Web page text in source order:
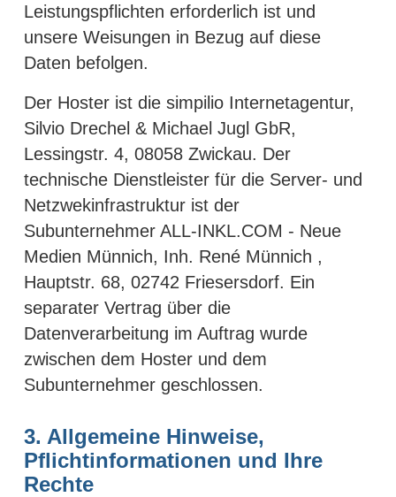
Leistungspflichten erforderlich ist und
unsere Weisungen in Bezug auf diese
Daten befolgen.
Der Hoster ist die simpilio Internetagentur,
Silvio Drechel & Michael Jugl GbR,
Lessingstr. 4, 08058 Zwickau. Der
technische Dienstleister für die Server- und
Netzwekinfrastruktur ist der
Subunternehmer ALL-INKL.COM - Neue
Medien Münnich, Inh. René Münnich ,
Hauptstr. 68, 02742 Friesersdorf. Ein
separater Vertrag über die
Datenverarbeitung im Auftrag wurde
zwischen dem Hoster und dem
Subunternehmer geschlossen.
3. Allgemeine Hinweise,
Pflichtinformationen und Ihre
Rechte